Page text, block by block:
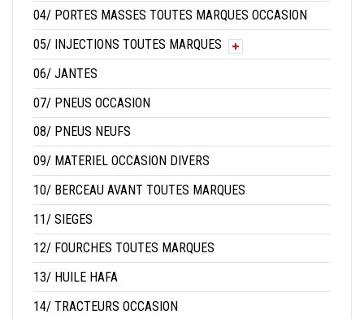
04/ PORTES MASSES TOUTES MARQUES OCCASION
05/ INJECTIONS TOUTES MARQUES
06/ JANTES
07/ PNEUS OCCASION
08/ PNEUS NEUFS
09/ MATERIEL OCCASION DIVERS
10/ BERCEAU AVANT TOUTES MARQUES
11/ SIEGES
12/ FOURCHES TOUTES MARQUES
13/ HUILE HAFA
14/ TRACTEURS OCCASION